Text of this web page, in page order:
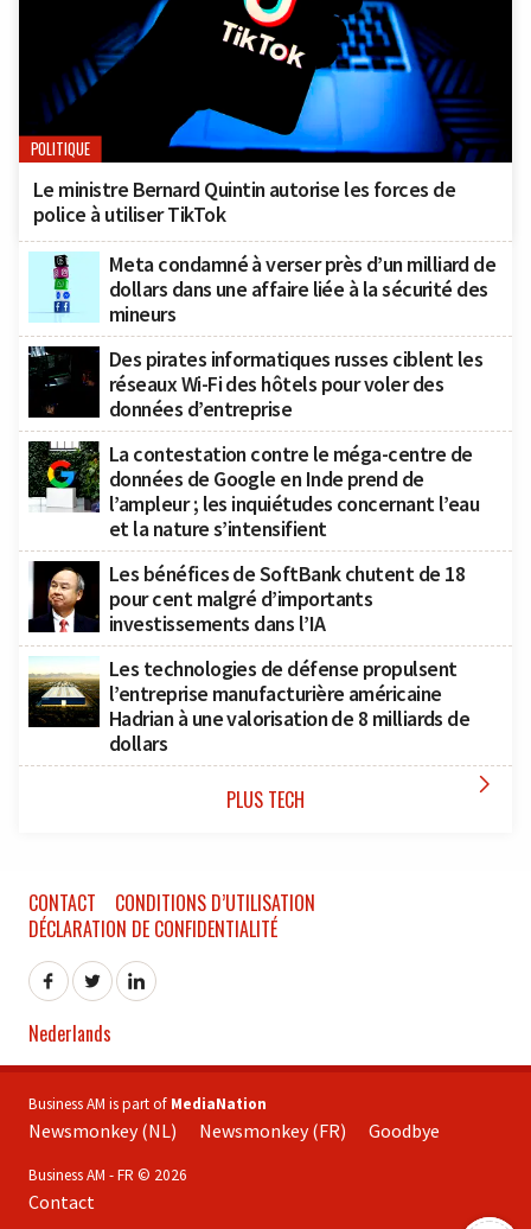
POLITIQUE
Le ministre Bernard Quintin autorise les forces de
police à utiliser TikTok
Meta condamné à verser près d’un milliard de
dollars dans une affaire liée à la sécurité des
mineurs
Des pirates informatiques russes ciblent les
réseaux Wi-Fi des hôtels pour voler des
données d’entreprise
La contestation contre le méga-centre de
données de Google en Inde prend de
l’ampleur ; les inquiétudes concernant l’eau
et la nature s’intensifient
Les bénéfices de SoftBank chutent de 18
pour cent malgré d’importants
investissements dans l’IA
Les technologies de défense propulsent
l’entreprise manufacturière américaine
Hadrian à une valorisation de 8 milliards de
dollars
PLUS TECH 
CONTACT
CONDITIONS D’UTILISATION
DÉCLARATION DE CONFIDENTIALITÉ
Nederlands
Business AM is part of MediaNation
Newsmonkey (NL) Newsmonkey (FR) Goodbye
Business AM - FR © 2026
Contact